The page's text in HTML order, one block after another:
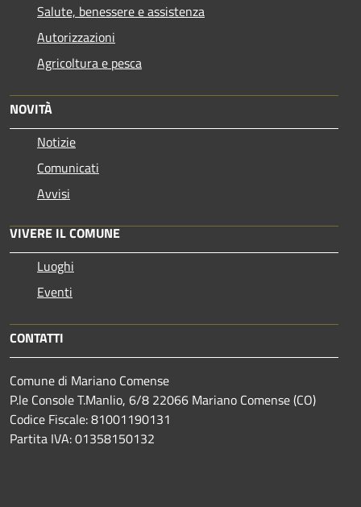
Salute, benessere e assistenza
Autorizzazioni
Agricoltura e pesca
NOVITÀ
Notizie
Comunicati
Avvisi
VIVERE IL COMUNE
Luoghi
Eventi
CONTATTI
Comune di Mariano Comense
P.le Console T.Manlio, 6/8 22066 Mariano Comense (CO)
Codice Fiscale: 81001190131
Partita IVA: 01358150132